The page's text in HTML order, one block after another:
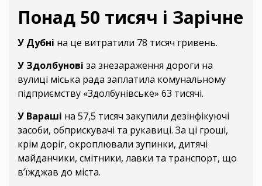
Понад 50 тисяч і Зарічне
У Дубні на це витратили 78 тисяч гривень.
У Здолбунові за знезараження дороги на
вулиці міська рада заплатила комунальному
підприємству «Здолбунівське» 63 тисячі.
У Вараші на 57,5 тисяч закупили дезінфікуючі
засоби, обприскувачі та рукавиці. За ці гроші,
крім доріг, окроплювали зупинки, дитячі
майданчики, смітники, лавки та транспорт, що
в’їжджав до міста.